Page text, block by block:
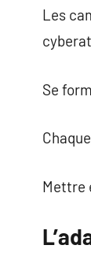
Les
Se
Mettre